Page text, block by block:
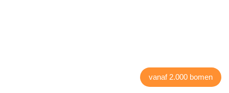
vanaf 2.000 bomen